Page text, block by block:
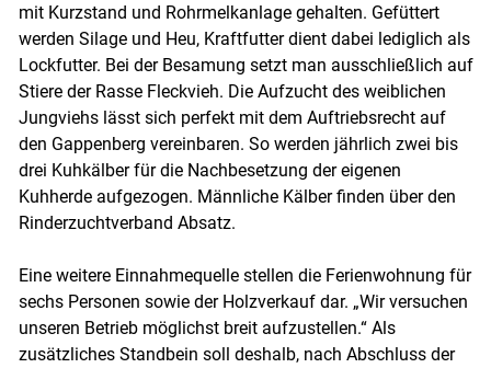
mit Kurzstand und Rohrmelkanlage gehalten. Gefüttert
werden Silage und Heu, Kraftfutter dient dabei lediglich als
Lockfutter. Bei der Besamung setzt man ausschließlich auf
Stiere der Rasse Fleckvieh. Die Aufzucht des weiblichen
Jungviehs lässt sich perfekt mit dem Auftriebsrecht auf
den Gappenberg vereinbaren. So werden jährlich zwei bis
drei Kuhkälber für die Nachbesetzung der eigenen
Kuhherde aufgezogen. Männliche Kälber finden über den
Rinderzuchtverband Absatz.
Eine weitere Einnahmequelle stellen die Ferienwohnung für
sechs Personen sowie der Holzverkauf dar. „Wir versuchen
unseren Betrieb möglichst breit aufzustellen.“ Als
zusätzliches Standbein soll deshalb, nach Abschluss der